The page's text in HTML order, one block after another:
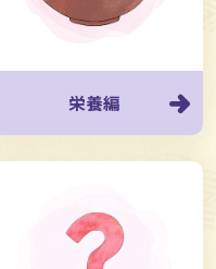
栄養編